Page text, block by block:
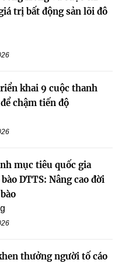
trị bất động sản lõi đô
khai 9 cuộc thanh
chậm tiến độ
mục tiêu quốc gia
DTTS: Nâng cao đời
thưởng người tố cáo